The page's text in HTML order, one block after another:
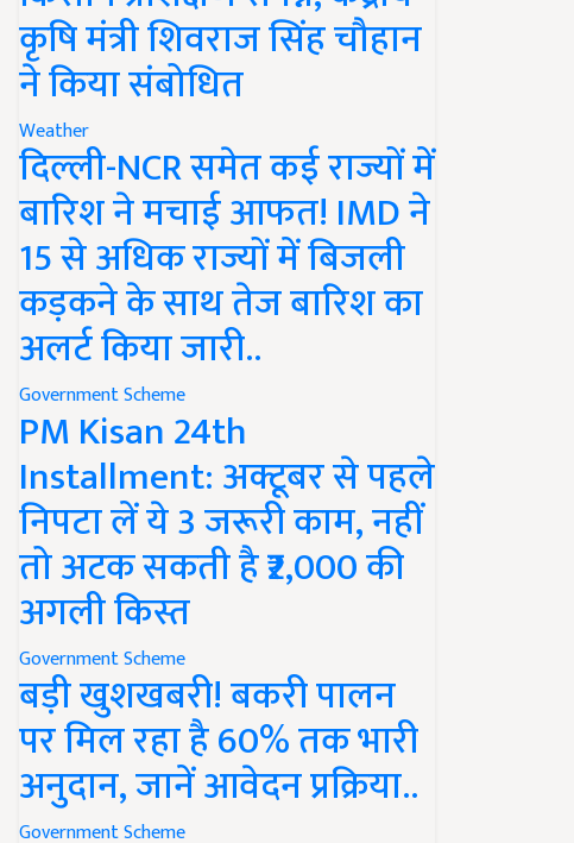
कृषि मंत्री शिवराज सिंह चौहान
ने किया संबोधित
Weather
दिल्ली-NCR समेत कई राज्यों में
बारिश ने मचाई आफत! IMD ने
15 से अधिक राज्यों में बिजली
कड़कने के साथ तेज बारिश का
अलर्ट किया जारी..
Government Scheme
PM Kisan 24th
Installment: अक्टूबर से पहले
निपटा लें ये 3 जरूरी काम, नहीं
तो अटक सकती है ₹2,000 की
अगली किस्त
Government Scheme
बड़ी खुशखबरी! बकरी पालन
पर मिल रहा है 60% तक भारी
अनुदान, जानें आवेदन प्रक्रिया..
Government Scheme